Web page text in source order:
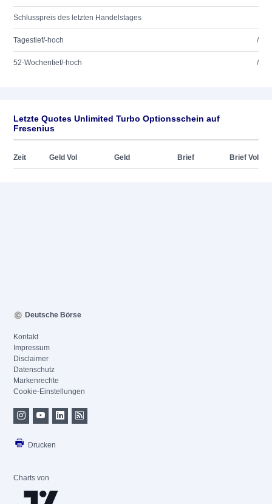
Schlusspreis des letzten Handelstages
Tagestief/-hoch /
52-Wochentief/-hoch /
Letzte Quotes Unlimited Turbo Optionsschein auf
Fresenius
Zeit Geld Vol Geld Brief Brief Vol
Deutsche Börse
Kontakt
Impressum
Disclaimer
Datenschutz
Markenrechte
Cookie-Einstellungen
Drucken
Charts von